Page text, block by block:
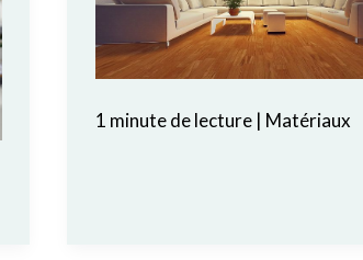
1 minute de lecture| Matériaux